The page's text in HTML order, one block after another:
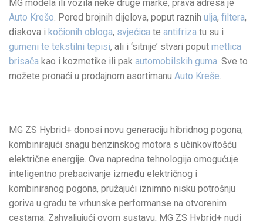
MG modela ili vozila neke druge marke, prava adresa je
Auto Krešo. Pored brojnih dijelova, poput raznih ulja, filtera,
diskova i kočionih obloga, svjećica te antifriza tu su i
gumeni te tekstilni tepisi, ali i ‘sitnije’ stvari poput metlica
brisača kao i kozmetike ili pak automobilskih guma. Sve to
možete pronaći u prodajnom asortimanu Auto Kreše.
MG ZS Hybrid+ donosi novu generaciju hibridnog pogona,
kombinirajući snagu benzinskog motora s učinkovitošću
električne energije. Ova napredna tehnologija omogućuje
inteligentno prebacivanje između električnog i
kombiniranog pogona, pružajući iznimno nisku potrošnju
goriva u gradu te vrhunske performanse na otvorenim
cestama. Zahvaljujući ovom sustavu, MG ZS Hybrid+ nudi